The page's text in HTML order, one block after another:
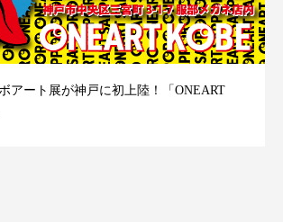
アート展が神戸に初上陸！「ONEART